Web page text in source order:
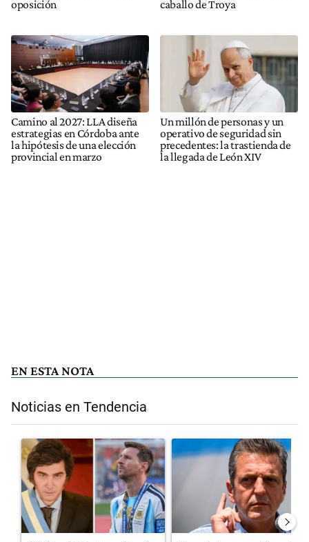
oposición
caballo de Troya
Camino al 2027: LLA diseña
estrategias en Córdoba ante
la hipótesis de una elección
provincial en marzo
Un millón de personas y un
operativo de seguridad sin
precedentes: la trastienda de
la llegada de León XIV
EN ESTA NOTA
Noticias en Tendencia
Un artículo de tendencia con el título "Milei despidió a Jorge Messi
Un artículo de tendencia con el